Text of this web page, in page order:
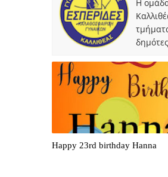
Η
Happy 23rd birthday Hanna